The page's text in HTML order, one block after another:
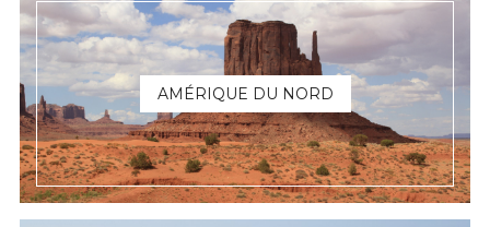
AMÉRIQUE DU NORD